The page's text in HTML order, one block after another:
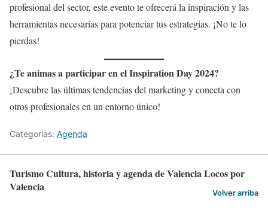
profesional del sector, este evento te ofrecerá la inspiración y las
herramientas necesarias para potenciar tus estrategias. ¡No te lo
pierdas!
¿Te animas a participar en el Inspiration Day 2024?
¡Descubre las últimas tendencias del marketing y conecta con
otros profesionales en un entorno único!
Categorías: Agenda
Turismo Cultura, historia y agenda de Valencia Locos por
Valencia
Volver arriba